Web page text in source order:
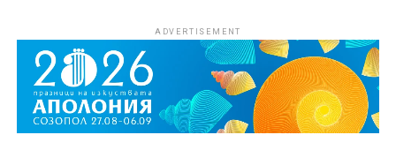
ADVERTISEMENT